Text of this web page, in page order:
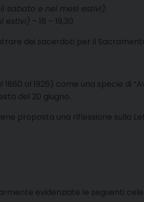
sabato e nei mesi estivi);
estivi) – 18 – 19,30
dei sacerdoti per il
al 1926) come una specie di
del 20 giugno.
proposta una riflessione sulla
evidenziate le seguenti